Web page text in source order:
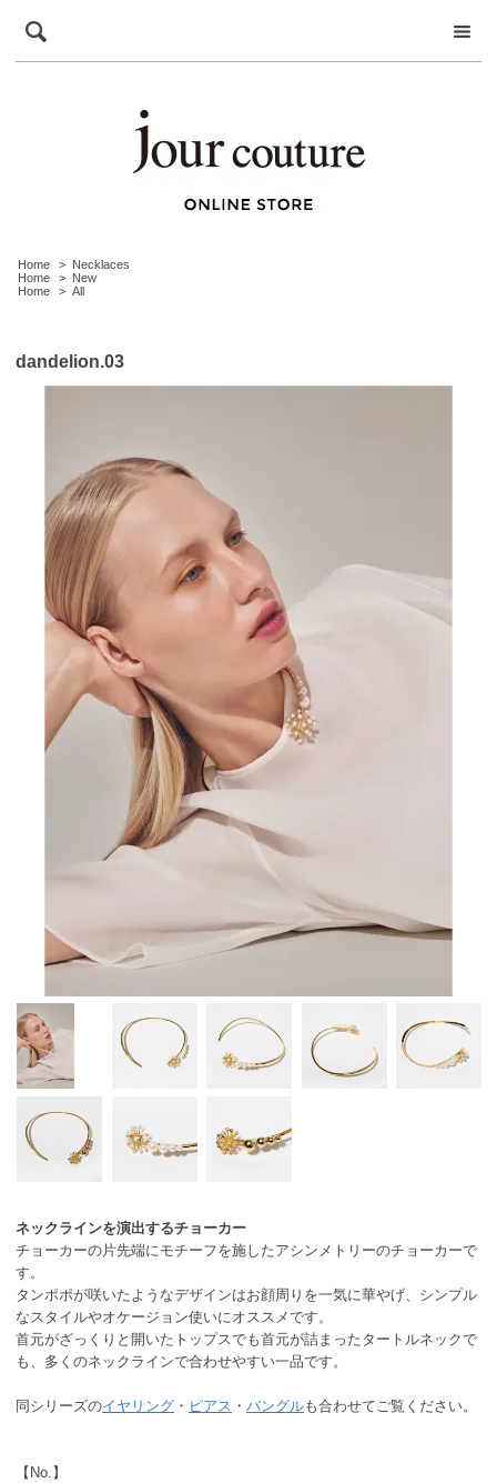
Home > Necklaces
Home
> New
Home
> All
dandelion.03
ネックラインを演出するチョーカー
チョーカーの片先端にモチーフを施したアシンメトリーのチョーカーで
す。
タンポポが咲いたようなデザインはお顔周りを一気に華やげ、シンプル
なスタイルやオケージョン使いにオススメです。
首元がざっくりと開いたトップスでも首元が詰まったタートルネックで
も、多くのネックラインで合わせやすい一品です。
同シリーズのイヤリング ・ ピアス ・ バングルも合わせてご覧ください。
【No.】